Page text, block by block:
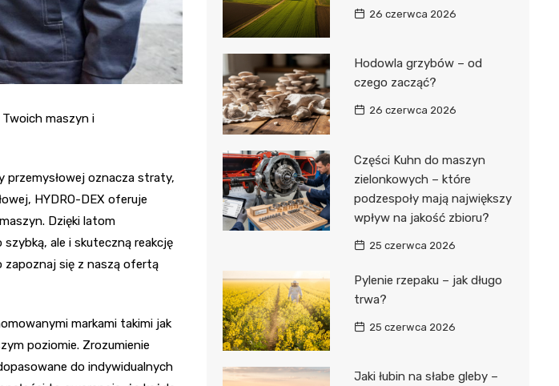
maszyn i
przemysłowej oznacza straty,
HYDRO-DEX oferuje
Dzięki latom
ale i skuteczną reakcję
zapoznaj się z naszą ofertą
markami takimi jak
poziomie. Zrozumienie
do indywidualnych
26 czerwca 2026
Hodowla grzybów – od
czego zacząć?
26 czerwca 2026
Części Kuhn do maszyn
zielonkowych – które
podzespoły mają największy
wpływ na jakość zbioru?
25 czerwca 2026
Pylenie rzepaku – jak długo
trwa?
25 czerwca 2026
Jaki łubin na słabe gleby –